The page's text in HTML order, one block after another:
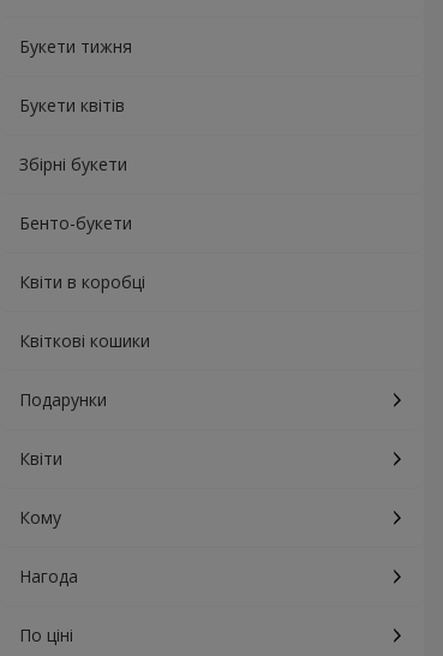
Букети тижня
Букети квітів
Збірні букети
Бенто-букети
Квіти в коробці
Квіткові кошики
Подарунки
Квіти
Кому
Нагода
По ціні